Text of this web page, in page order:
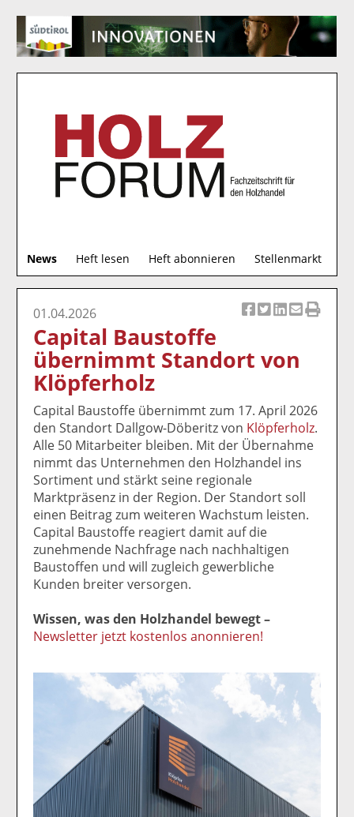
News Heft lesen Heft abonnieren Stellenmarkt
u
c
k
uf
F
ac
e
b
o
o
k
te
il
k
wi
tt
er
n
k
uf
Li
n
k
di
n
il
e
k
er
E
m
ai
v
er
ru
ck
e
01.04.2026
Capital Baustoffe
übernimmt Standort von
Klöpferholz
Capital Baustoffe übernimmt zum 17. April 2026
den Standort Dallgow-Döberitz von Klöpferholz.
Alle 50 Mitarbeiter bleiben. Mit der Übernahme
nimmt das Unternehmen den Holzhandel ins
Sortiment und stärkt seine regionale
Marktpräsenz in der Region. Der Standort soll
einen Beitrag zum weiteren Wachstum leisten.
Capital Baustoffe reagiert damit auf die
zunehmende Nachfrage nach nachhaltigen
Baustoffen und will zugleich gewerbliche
Kunden breiter versorgen.
Wissen, was den Holzhandel bewegt –
Newsletter jetzt kostenlos anonnieren!